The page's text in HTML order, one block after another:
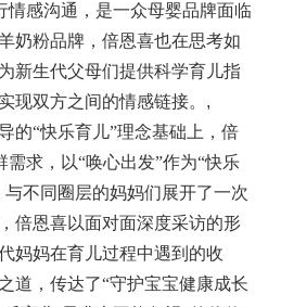
情感沟通，是一众母婴品牌面临
奶粉品牌，倍恩喜也在思考如
新生代父母们提供科学育儿指
现双方之间的情感链接。 ,
的“快乐育儿”理念基础上，倍
求，以“唤心出发”作为“快乐
不同圈层的妈妈们展开了一次
倍恩喜以面对面深度采访的形
妈妈在育儿过程中遇到的收
道，传达了“守护宝宝健康成长